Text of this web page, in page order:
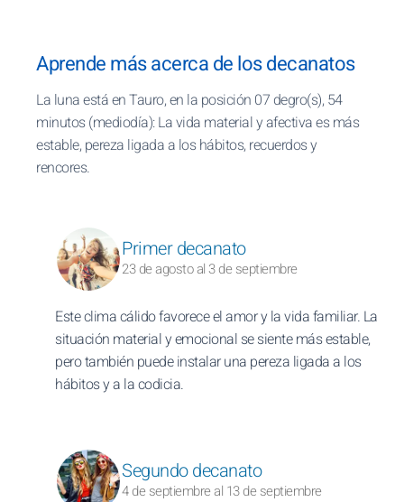
Aprende más acerca de los decanatos
La luna está en Tauro, en la posición 07 degro(s), 54
minutos (mediodía): La vida material y afectiva es más
estable, pereza ligada a los hábitos, recuerdos y
rencores.
Primer decanato
23 de agosto al 3 de septiembre
Este clima cálido favorece el amor y la vida familiar. La
situación material y emocional se siente más estable,
pero también puede instalar una pereza ligada a los
hábitos y a la codicia.
Segundo decanato
4 de septiembre al 13 de septiembre